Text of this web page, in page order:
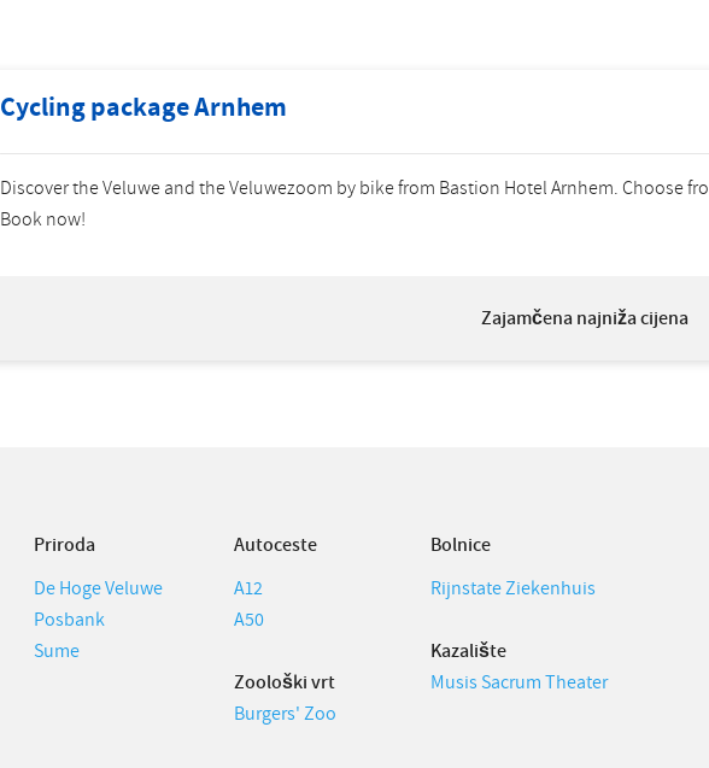
Cycling package Arnhem
Discover the Veluwe and the Veluwezoom by bike from Bastion Hotel Arnhem. Choose
Book now!
Zajamčena najniža cijena
Priroda
De Hoge Veluwe
Posbank
Sume
Autoceste Bolnice
A12
Rijnstate Ziekenhuis
A50
Kazalište
Zoološki vrt
Musis Sacrum Theater
Burgers' Zoo